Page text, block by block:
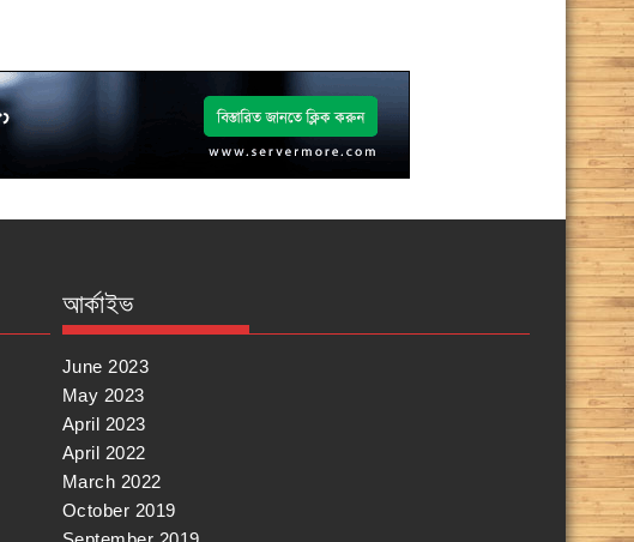
আর্কাইভ
June 2023
May 2023
April 2023
April 2022
March 2022
October 2019